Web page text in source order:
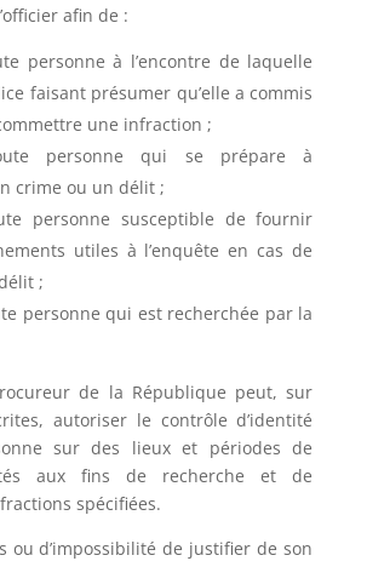
afin de :
personne à l’encontre de laquelle
faisant présumer qu’elle a commis
une infraction ;
personne qui se prépare à
crime ou un délit ;
personne susceptible de fournir
utiles à l’enquête en cas de
;
personne qui est recherchée par la
de la République peut, sur
autoriser le contrôle d’identité
sur des lieux et périodes de
aux fins de recherche et de
spécifiées.
ou d’impossibilité de justifier de son